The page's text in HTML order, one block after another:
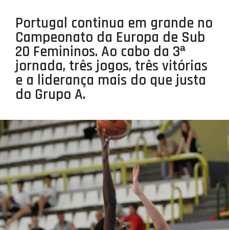
SELEÇÕES
MINIBASQUETE
ÁREA TÉCNICA
PROJETOS
LIGA BETCLIC MASCULINA
LIGA BETCLIC FEMININA
Portugal continua em grande no
Campeonato da Europa de Sub
20 Femininos. Ao cabo da 3ª
jornada, três jogos, três vitórias
e a liderança mais do que justa
do Grupo A.